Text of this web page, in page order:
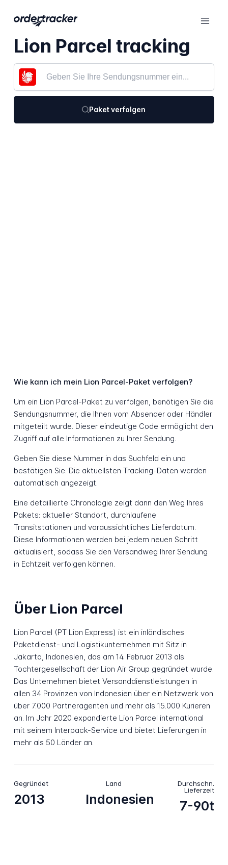
Lion Parcel tracking
Paket verfolgen
Wie kann ich mein Lion Parcel-Paket verfolgen?
Um ein Lion Parcel-Paket zu verfolgen, benötigen Sie die
Sendungsnummer, die Ihnen vom Absender oder Händler
mitgeteilt wurde. Dieser eindeutige Code ermöglicht den
Zugriff auf alle Informationen zu Ihrer Sendung.
Geben Sie diese Nummer in das Suchfeld ein und
bestätigen Sie. Die aktuellsten Tracking-Daten werden
automatisch angezeigt.
Eine detaillierte Chronologie zeigt dann den Weg Ihres
Pakets: aktueller Standort, durchlaufene
Transitstationen und voraussichtliches Lieferdatum.
Diese Informationen werden bei jedem neuen Schritt
aktualisiert, sodass Sie den Versandweg Ihrer Sendung
in Echtzeit verfolgen können.
Über Lion Parcel
Lion Parcel (PT Lion Express) ist ein inländisches
Paketdienst- und Logistikunternehmen mit Sitz in
Jakarta, Indonesien, das am 14. Februar 2013 als
Tochtergesellschaft der Lion Air Group gegründet wurde.
Das Unternehmen bietet Versanddienstleistungen in
allen 34 Provinzen von Indonesien über ein Netzwerk von
über 7.000 Partneragenten und mehr als 15.000 Kurieren
an. Im Jahr 2020 expandierte Lion Parcel international
mit seinem Interpack-Service und bietet Lieferungen in
mehr als 50 Länder an.
Gegründet
2013
Land
Indonesien
Durchschn.
Lieferzeit
7-90t